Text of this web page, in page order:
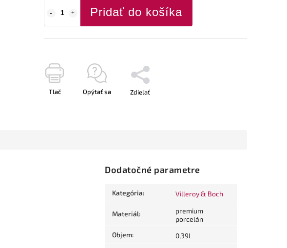
Pridať do košíka
Tlač Opýtať sa Zdieľať
Dodatočné parametre
Kategória: Villeroy & Boch
Materiál:
premium
porcelán
Objem: 0,39l